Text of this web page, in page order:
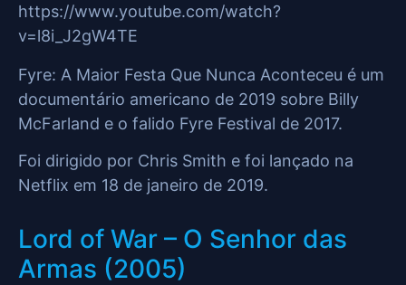
https://www.youtube.com/watch?
v=l8i_J2gW4TE
Fyre: A Maior Festa Que Nunca Aconteceu é um
documentário americano de 2019 sobre Billy
McFarland e o falido Fyre Festival de 2017.
Foi dirigido por Chris Smith e foi lançado na
Netflix em 18 de janeiro de 2019.
Lord of War – O Senhor das
Armas (2005)